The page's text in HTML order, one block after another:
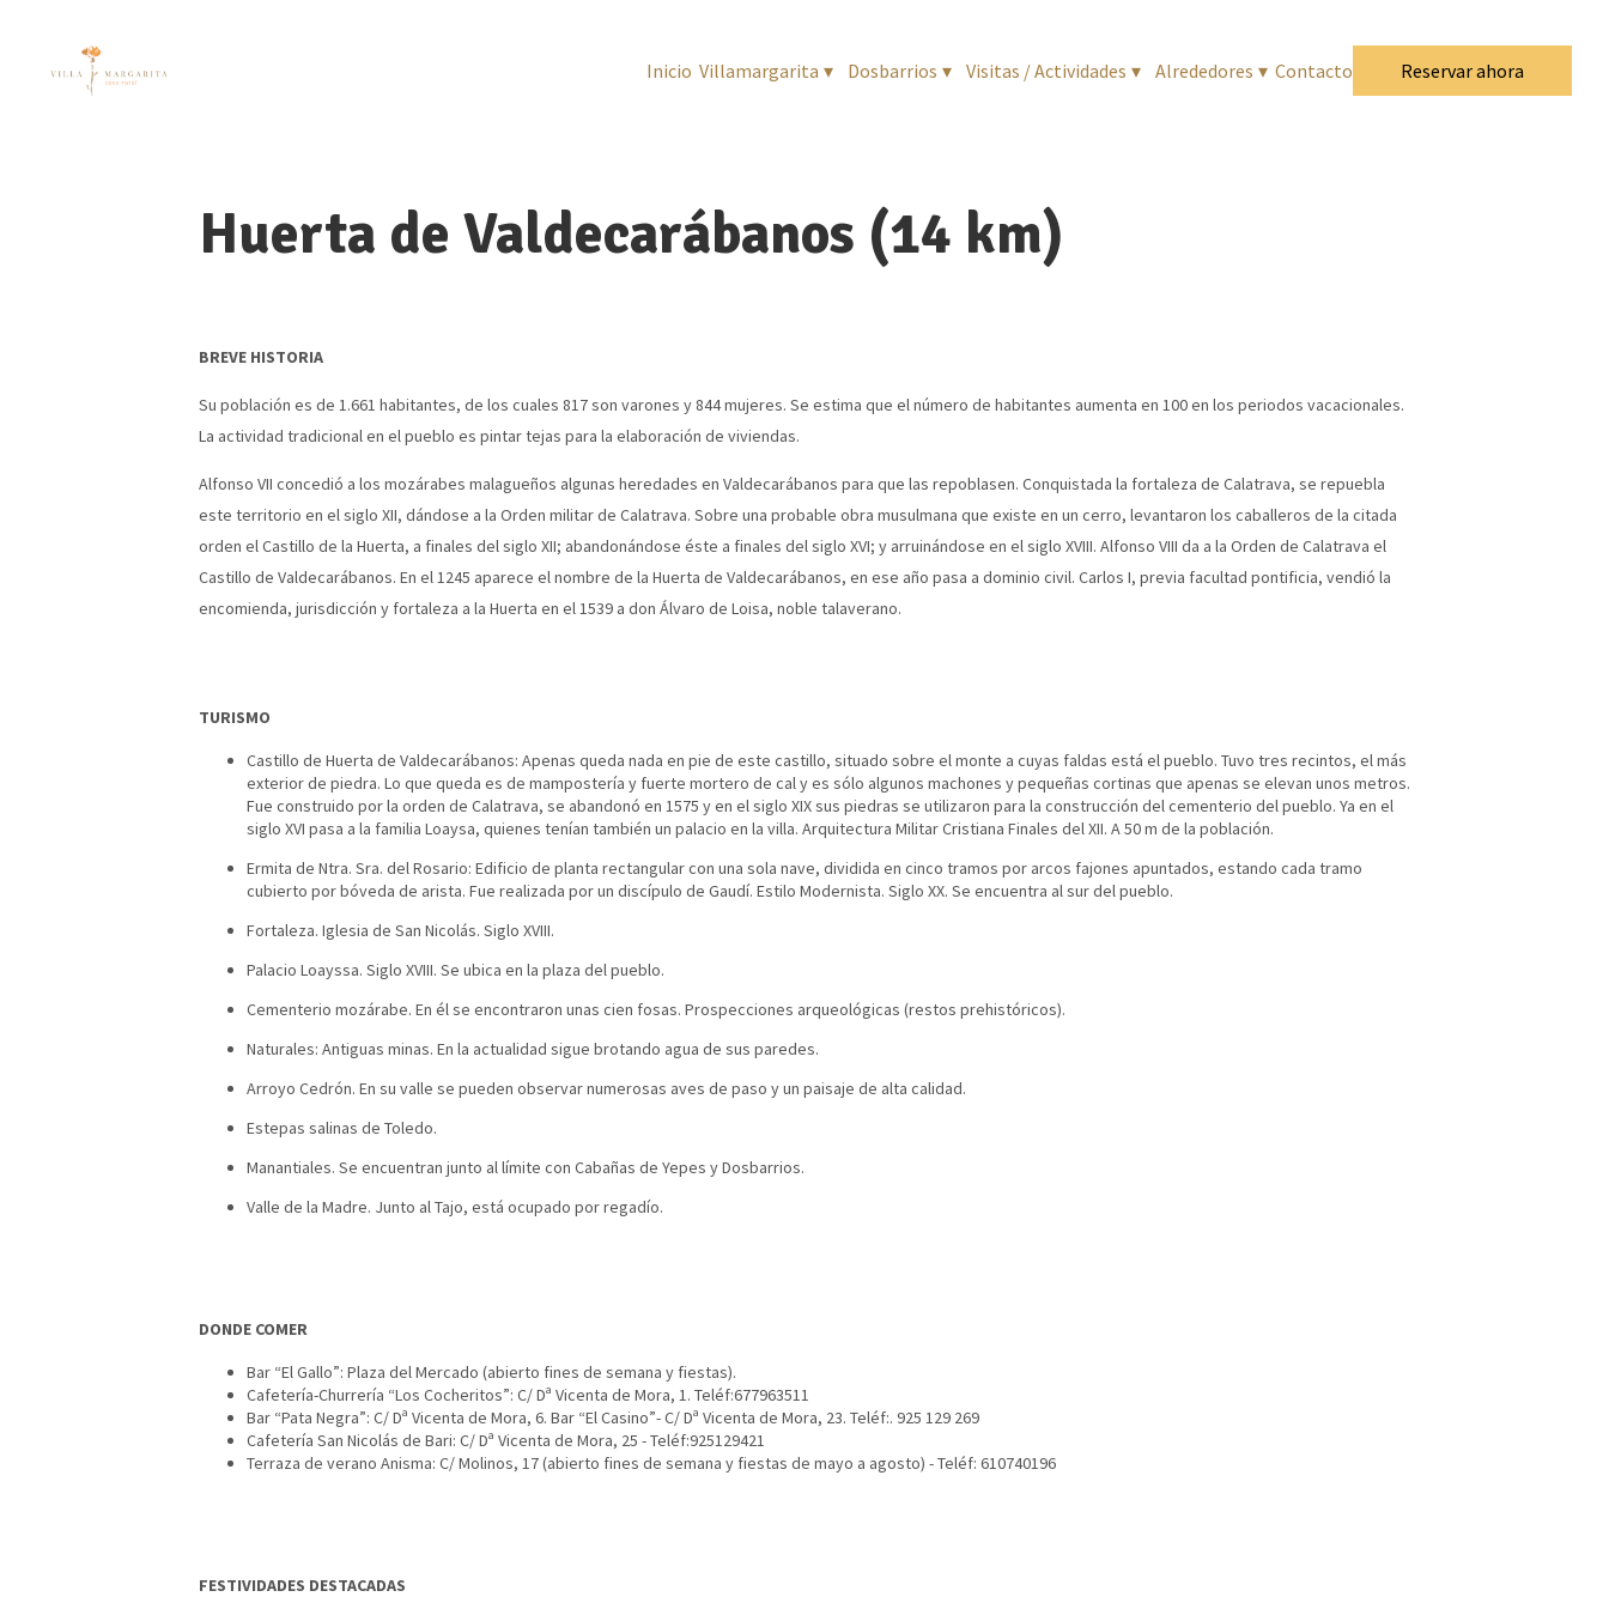
Inicio Villamargarita ▾ Dosbarrios ▾ Visitas / Actividades ▾ Alrededores ▾ Contacto Reservar ahora
Huerta de Valdecarábanos (14 km)
BREVE HISTORIA
Su población es de 1.661 habitantes, de los cuales 817 son varones y 844 mujeres. Se estima que el número de habitantes aumenta en 100 en los periodos vacacionales.
La actividad tradicional en el pueblo es pintar tejas para la elaboración de viviendas.
Alfonso VII concedió a los mozárabes malagueños algunas heredades en Valdecarábanos para que las repoblasen. Conquistada la fortaleza de Calatrava, se repuebla
este territorio en el siglo XII, dándose a la Orden militar de Calatrava. Sobre una probable obra musulmana que existe en un cerro, levantaron los caballeros de la citada
orden el Castillo de la Huerta, a finales del siglo XII; abandonándose éste a finales del siglo XVI; y arruinándose en el siglo XVIII. Alfonso VIII da a la Orden de Calatrava el
Castillo de Valdecarábanos. En el 1245 aparece el nombre de la Huerta de Valdecarábanos, en ese año pasa a dominio civil. Carlos I, previa facultad pontificia, vendió la
encomienda, jurisdicción y fortaleza a la Huerta en el 1539 a don Álvaro de Loisa, noble talaverano.
TURISMO
Castillo de Huerta de Valdecarábanos: Apenas queda nada en pie de este castillo, situado sobre el monte a cuyas faldas está el pueblo. Tuvo tres recintos, el más
exterior de piedra. Lo que queda es de mampostería y fuerte mortero de cal y es sólo algunos machones y pequeñas cortinas que apenas se elevan unos metros.
Fue construido por la orden de Calatrava, se abandonó en 1575 y en el siglo XIX sus piedras se utilizaron para la construcción del cementerio del pueblo. Ya en el
siglo XVI pasa a la familia Loaysa, quienes tenían también un palacio en la villa. Arquitectura Militar Cristiana Finales del XII. A 50 m de la población.
Ermita de Ntra. Sra. del Rosario: Edificio de planta rectangular con una sola nave, dividida en cinco tramos por arcos fajones apuntados, estando cada tramo
cubierto por bóveda de arista. Fue realizada por un discípulo de Gaudí. Estilo Modernista. Siglo XX. Se encuentra al sur del pueblo.
Fortaleza. Iglesia de San Nicolás. Siglo XVIII.
Palacio Loayssa. Siglo XVIII. Se ubica en la plaza del pueblo.
Cementerio mozárabe. En él se encontraron unas cien fosas. Prospecciones arqueológicas (restos prehistóricos).
Naturales: Antiguas minas. En la actualidad sigue brotando agua de sus paredes.
Arroyo Cedrón. En su valle se pueden observar numerosas aves de paso y un paisaje de alta calidad.
Estepas salinas de Toledo.
Manantiales. Se encuentran junto al límite con Cabañas de Yepes y Dosbarrios.
Valle de la Madre. Junto al Tajo, está ocupado por regadío.
DONDE COMER
Bar “El Gallo”: Plaza del Mercado (abierto fines de semana y fiestas).
Cafetería-Churrería “Los Cocheritos”: C/ Dª Vicenta de Mora, 1. Teléf:677963511
Bar “Pata Negra”: C/ Dª Vicenta de Mora, 6. Bar “El Casino”- C/ Dª Vicenta de Mora, 23. Teléf:. 925 129 269
Cafetería San Nicolás de Bari: C/ Dª Vicenta de Mora, 25 - Teléf:925129421
Terraza de verano Anisma: C/ Molinos, 17 (abierto fines de semana y fiestas de mayo a agosto) - Teléf: 610740196
FESTIVIDADES DESTACADAS